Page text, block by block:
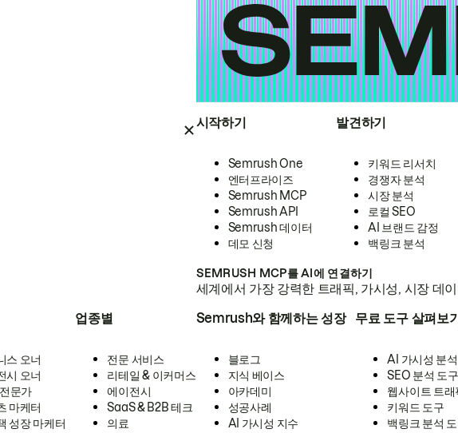
시작하기
Semrush One
엔터프라이즈
Semrush MCP
Semrush API
Semrush 데이터
데모 신청
발견하기
키워드 리서치
경쟁자 분석
시장 분석
로컬 SEO
AI 브랜드 감정
백링크 분석
SEMRUSH MCP를 AI에 연결하기
세계에서 가장 강력한 트래픽, 가시성, 시장 데
스 오너
시 오너
문가
마케터
성장 마케터
업종별
전문 서비스
리테일 & 이커머스
에이전시
SaaS & B2B 테크
의료
Semrush와 함께하는 성장
블로그
지식 베이스
아카데미
성공사례
AI 가시성 지수
무료 도구 살펴보
AI 가시성 분
SEO 분석 도구
웹사이트 트래
키워드 도구
백링크 분석